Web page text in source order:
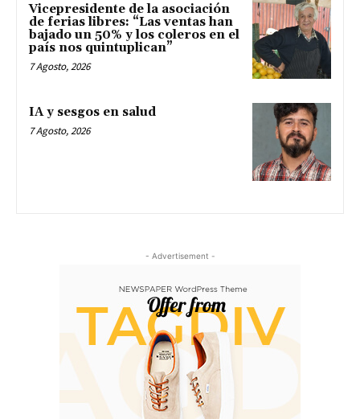
Vicepresidente de la asociación
de ferias libres: “Las ventas han
bajado un 50% y los coleros en el
país nos quintuplican”
7 Agosto, 2026
IA y sesgos en salud
7 Agosto, 2026
- Advertisement -